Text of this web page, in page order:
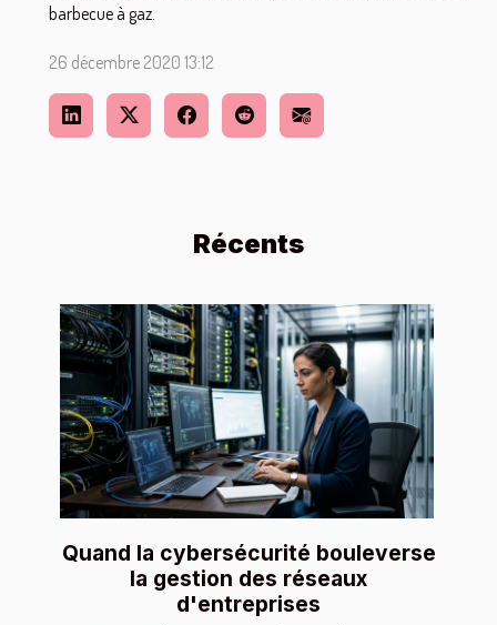
Récents
Quand la cybersécurité bouleverse
la gestion des réseaux
d'entreprises
barbecue à gaz.
26 décembre 2020 13:12